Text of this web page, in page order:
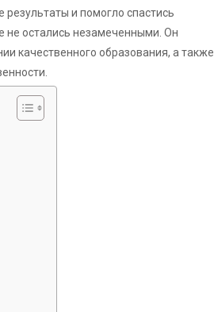
и помогло спастись
не остались незамеченными. Он
качественного образования, а также